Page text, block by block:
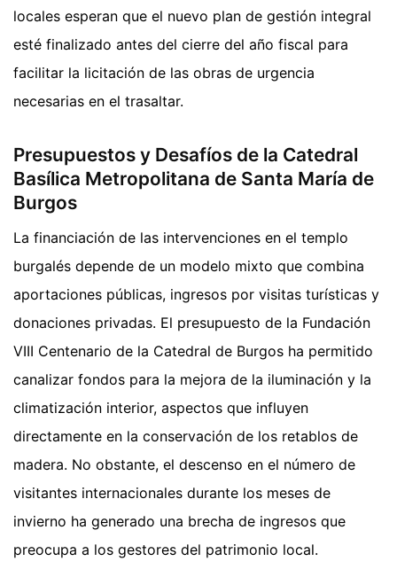
locales esperan que el nuevo plan de gestión integral
esté finalizado antes del cierre del año fiscal para
facilitar la licitación de las obras de urgencia
necesarias en el trasaltar.
Presupuestos y Desafíos de la Catedral
Basílica Metropolitana de Santa María de
Burgos
La financiación de las intervenciones en el templo
burgalés depende de un modelo mixto que combina
aportaciones públicas, ingresos por visitas turísticas y
donaciones privadas. El presupuesto de la Fundación
VIII Centenario de la Catedral de Burgos ha permitido
canalizar fondos para la mejora de la iluminación y la
climatización interior, aspectos que influyen
directamente en la conservación de los retablos de
madera. No obstante, el descenso en el número de
visitantes internacionales durante los meses de
invierno ha generado una brecha de ingresos que
preocupa a los gestores del patrimonio local.